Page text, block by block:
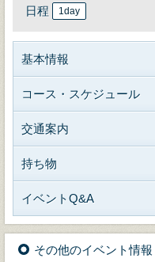
日程 1day
基本情報
コース・スケジュール
交通案内
持ち物
イベントQ&A
その他のイベント情報